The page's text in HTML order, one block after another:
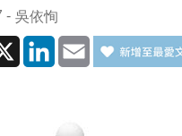
吳依恂
X LinkedIn
Email